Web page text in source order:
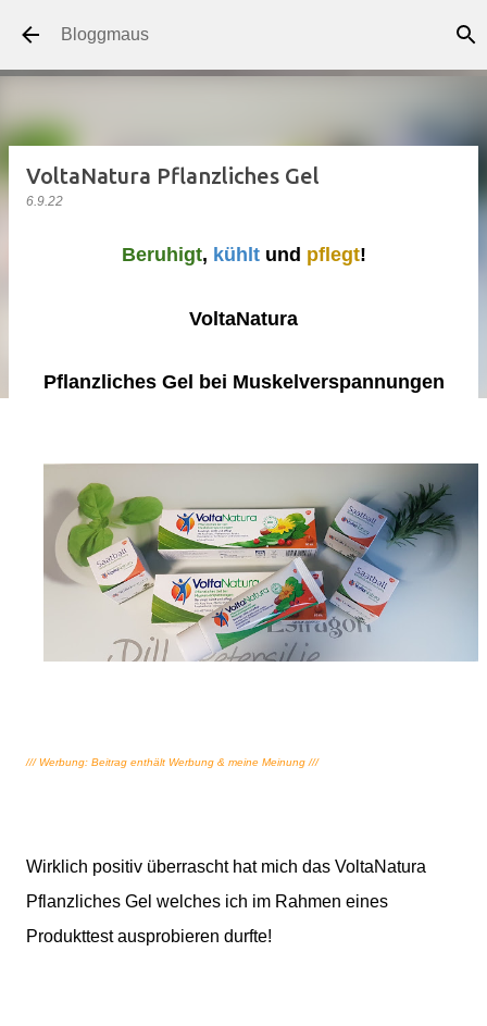
Bloggmaus
VoltaNatura Pflanzliches Gel
6.9.22
Beruhigt, kühltund pflegt!
VoltaNatura
Pflanzliches Gel bei Muskelverspannungen
/// Werbung: Beitrag enthält Werbung & meine Meinung ///
Wirklich positiv überrascht hat mich das VoltaNatura
Pflanzliches Gel welches ich im Rahmen eines
Produkttest ausprobieren durfte!